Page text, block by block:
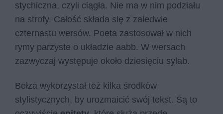
stychiczna, czyli ciągła. Nie ma w nim podziału
na strofy. Całość składa się z zaledwie
czternastu wersów. Poeta zastosował w nich
rymy parzyste o układzie aabb. W wersach
zazwyczaj występuje około dziesięciu sylab.
Bełza wykorzystał też kilka środków
stylistycznych, by urozmaicić swój tekst. Są to